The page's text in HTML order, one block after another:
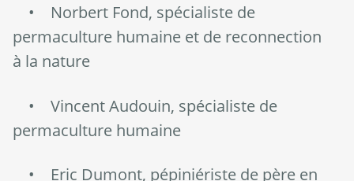
• Norbert Fond, spécialiste de
permaculture humaine et de reconnection
à la nature
• Vincent Audouin, spécialiste de
permaculture humaine
• Eric Dumont, pépiniériste de père en